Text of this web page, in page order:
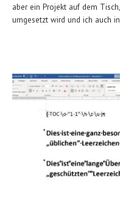
aber ein Projekt auf dem
umgesetzt wird und ich auch